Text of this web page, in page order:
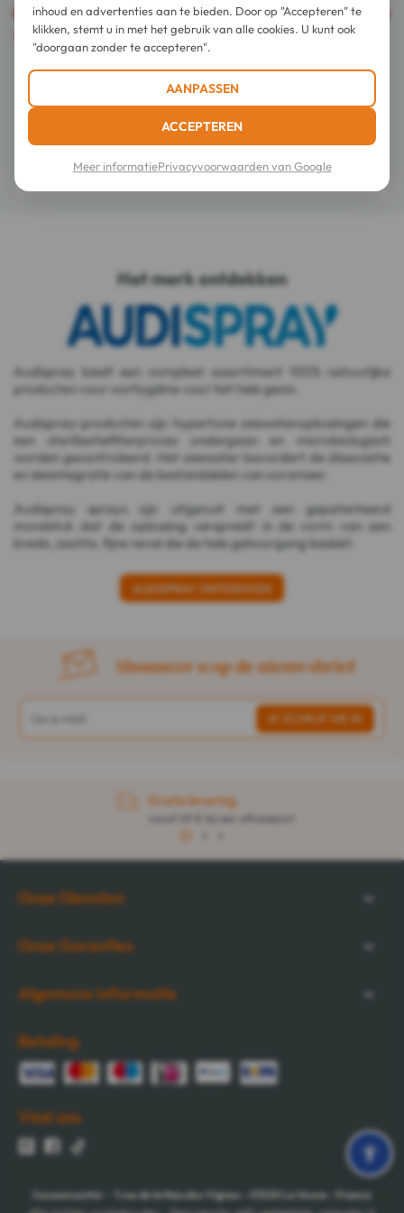
Let op: Dit product is brandbaar, het kan niet met al onze
vervoerders worden verzonden.
Het merk ontdekken
Audispray biedt een compleet assortiment 100% natuurlijke
producten voor oorhygiëne voor het hele gezin.
Audispray-producten zijn hypertone zeewateroplossingen die
een sterilisatiefilterproces ondergaan en microbiologisch
worden gecontroleerd. Het zeewater bevordert de dissociatie
en desintegratie van de bestanddelen van oorsmeer.
Audispray sprays zijn uitgerust met een gepatenteerd
mondstuk dat de oplossing verspreidt in de vorm van een
brede, zachte, fijne nevel die de hele gehoorgang bedekt.
AUDISPRAY ONTDEKKEN
Abonneer u op de nieuwsbrief
Gratis levering
vanaf 49 € bij een afhaalpunt
1
Onze Diensten
Onze Garanties
Algemene Informatie
Betaling
Vind ons
Cocooncenter 1 rue de la Nau des Vignes La Veuve
France
inhoud en advertenties aan te bieden. Door op "Accepteren" te
klikken, stemt u in met het gebruik van alle cookies. U kunt ook
"doorgaan zonder te accepteren".
AANPASSEN
ACCEPTEREN
Meer informatiePrivacyvoorwaarden van Google